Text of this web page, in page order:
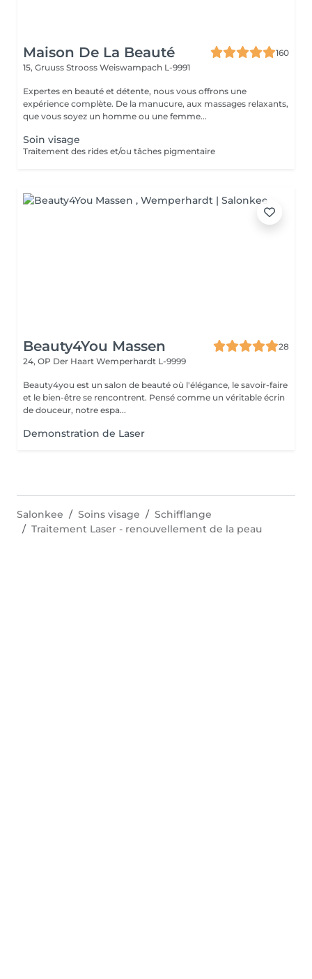
Maison De La Beauté
160
15, Gruuss Strooss Weiswampach L-9991
Expertes en beauté et détente, nous vous offrons une
expérience complète. De la manucure, aux massages relaxants,
que vous soyez un homme ou une femme...
Soin visage
Traitement des rides et/ou tâches pigmentaire
Beauty4You Massen
28
24, OP Der Haart Wemperhardt L-9999
Beauty4you est un salon de beauté où l'élégance, le savoir-faire
et le bien-être se rencontrent. Pensé comme un véritable écrin
de douceur, notre espa...
Demonstration de Laser
Salonkee Soins visage
Schifflange
Traitement Laser - renouvellement de la peau